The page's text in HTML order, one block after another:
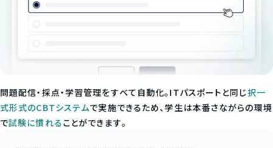
問題配信・採点・学習管理をすべて自動化。ITパスポートと同じ択一
式形式のCBTシステムで実施できるため、学生は本番さながらの環境
で試験に慣れる ことができます。